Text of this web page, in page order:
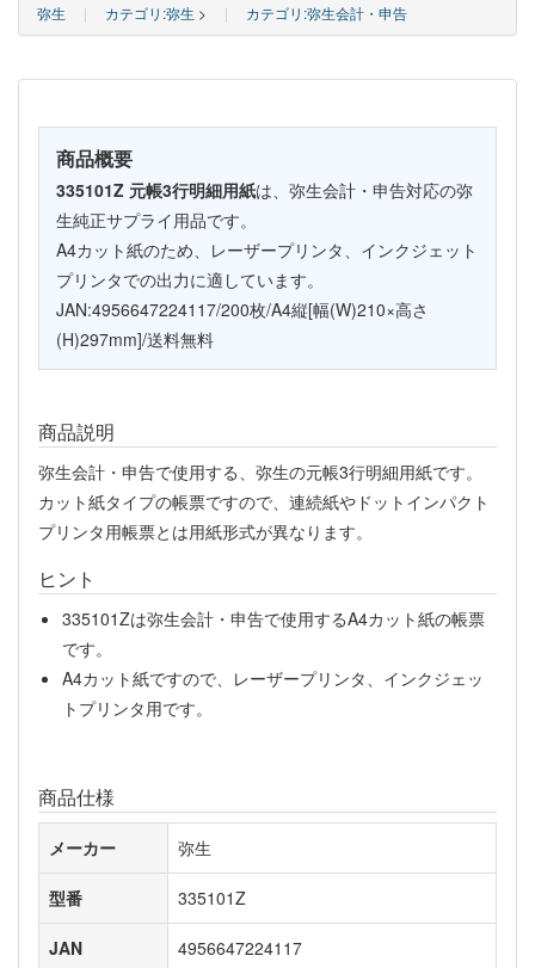
弥生 | カテゴリ:弥生 > | カテゴリ:弥生会計・申告
商品概要
335101Z 元帳3行明細用紙は、弥生会計・申告対応の弥
生純正サプライ用品です。
A4カット紙のため、レーザープリンタ、インクジェット
プリンタでの出力に適しています。
JAN:4956647224117/200枚/A4縦[幅(W)210×高さ
(H)297mm]/送料無料
商品説明
弥生会計・申告で使用する、弥生の元帳3行明細用紙です。
カット紙タイプの帳票ですので、連続紙やドットインパクト
プリンタ用帳票とは用紙形式が異なります。
ヒント
335101Zは弥生会計・申告で使用するA4カット紙の帳票
です。
A4カット紙ですので、レーザープリンタ、インクジェッ
トプリンタ用です。
商品仕様
メーカー 弥生
型番 335101Z
JAN 4956647224117